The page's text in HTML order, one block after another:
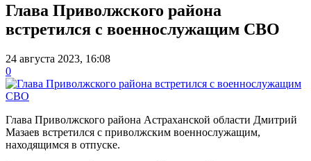
Глава Приволжского района
встретился с военнослужащим СВО
24 августа 2023, 16:08
0
Глава Приволжского района Астраханской области Дмитрий
Мазаев встретился с приволжским военнослужащим,
находящимся в отпуске.